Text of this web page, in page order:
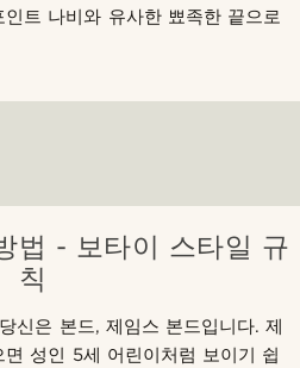
트 나비와 유사한 뾰족한 끝으로
법 - 보타이 스타일 규
칙
신은 본드, 제임스 본드입니다. 제
성인 5세 어린이처럼 보이기 쉽